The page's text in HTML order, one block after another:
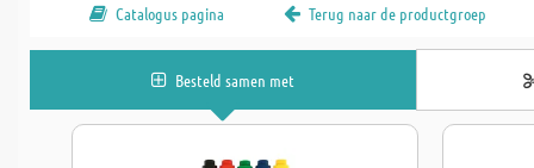
Catalogus pagina Terug naar de productgroep
Besteld samen met